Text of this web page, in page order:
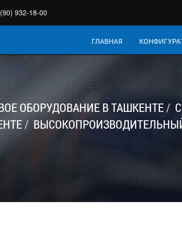
932-18-00
ГЛАВНАЯ
ОБОРУДОВАНИЕ В ТАШКЕНТЕ
ВЫСОКОПРОИЗВОДИТЕЛЬНЫЙ